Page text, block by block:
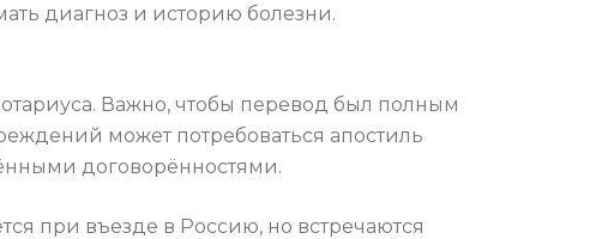
диагноз и историю болезни.
Важно, чтобы перевод был полным
может потребоваться апостиль
договорённостями.
при въезде в Россию, но встречаются